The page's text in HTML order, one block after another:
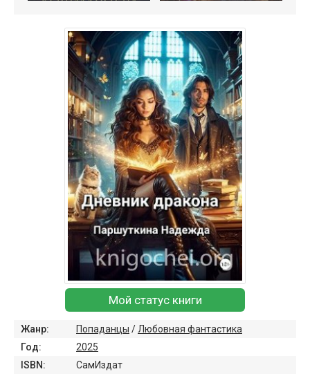
Мой статус книги
Жанр: Попаданцы / Любовная фантастика
Год:
2025
ISBN:
СамИздат